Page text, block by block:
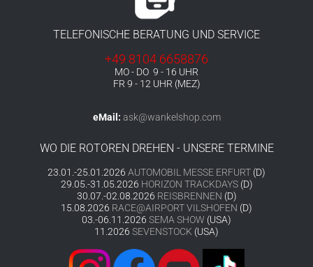
TELEFONISCHE BERATUNG UND SERVICE
+49 8104 6658876
MO - DO 9 - 16 UHR
FR 9 - 12 UHR (MEZ)
eMail: ask@wankelshop.com
WO DIE ROTOREN DREHEN - UNSERE TERMINE
23.01.-25.01.2026 AUTOMOBIL MESSE ERFURT (D)
29.05.-31.05.2026 HORIZON TRACKDAYS(D)
30.07.-02.08.2026 REISBRENNEN (D)
15.08.2026 RACE@AIRPORT VILSHOFEN (D)
03.-06.11.2026 SEMA SHOW (USA)
11.2026 SEVENSTOCK (USA)